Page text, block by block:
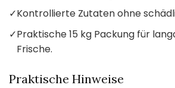
✓Kontrollierte Zutaten ohne
✓Praktische 15 kg Packung für
Frische.
Praktische Hinweise